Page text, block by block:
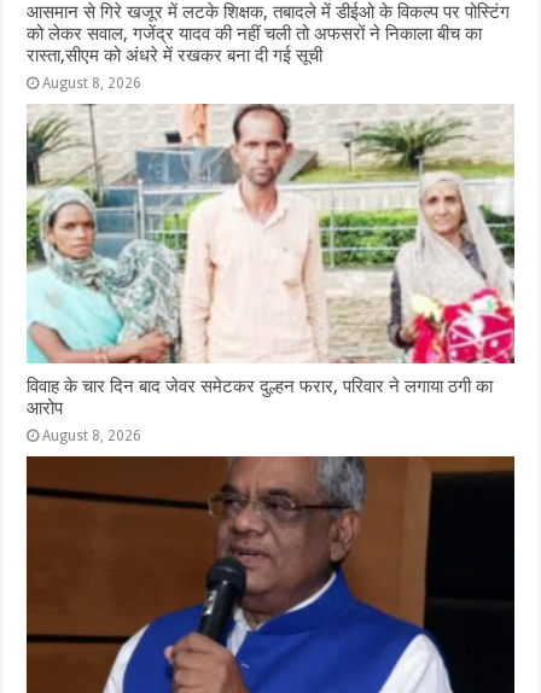
आसमान से गिरे खजूर में लटके शिक्षक, तबादले में डीईओ के विकल्प पर पोस्टिंग
को लेकर सवाल, गजेंद्र यादव की नहीं चली तो अफसरों ने निकाला बीच का
रास्ता,सीएम को अंधरे में रखकर बना दी गई सूची
August 8, 2026
विवाह के चार दिन बाद जेवर समेटकर दुल्हन फरार, परिवार ने लगाया ठगी का
आरोप
August 8, 2026